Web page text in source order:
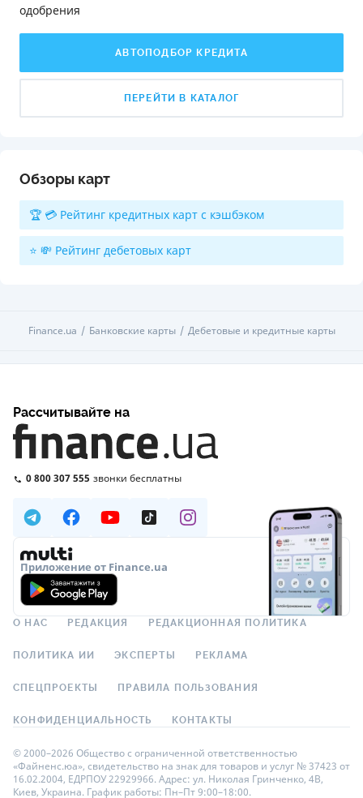
одобрения️
АВТОПОДБОР КРЕДИТА
ПЕРЕЙТИ В КАТАЛОГ
Обзоры карт
🏆 💳 Рейтинг кредитных карт с кэшбэком
⭐ 💸 Рейтинг дебетовых карт
Finance.ua Банковские карты Дебетовые и кредитные карты
Рассчитывайте на
0 800 307 555 звонки бесплатны
Приложение от Finance.ua
О НАС РЕДАКЦИЯ РЕДАКЦИОННАЯ ПОЛИТИКА
ПОЛИТИКА ИИ ЭКСПЕРТЫ РЕКЛАМА
СПЕЦПРОЕКТЫ ПРАВИЛА ПОЛЬЗОВАНИЯ
КОНФИДЕНЦИАЛЬНОСТЬ КОНТАКТЫ
© 2000–2026 Общество с ограниченной ответственностью
«Файненс.юа», свидетельство на знак для товаров и услуг № 37423 от
16.02.2004, ЕДРПОУ 22929966. Адрес: ул. Николая Гринченко, 4В,
Киев, Украина. График работы: Пн–Пт 9:00–18:00.